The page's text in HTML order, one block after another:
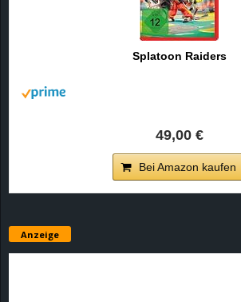
Splatoon Raiders
49,00 €
Bei Amazon kaufen
Anzeige